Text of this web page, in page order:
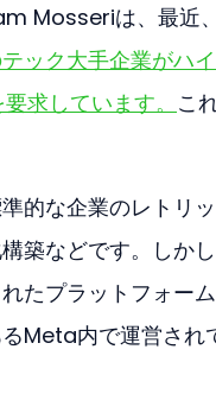
Mosseriは、最近
ック大手企業がハ
求しています。 こ
的な企業のレトリ
築などです。しか
たプラットフォ
Meta内で運営され